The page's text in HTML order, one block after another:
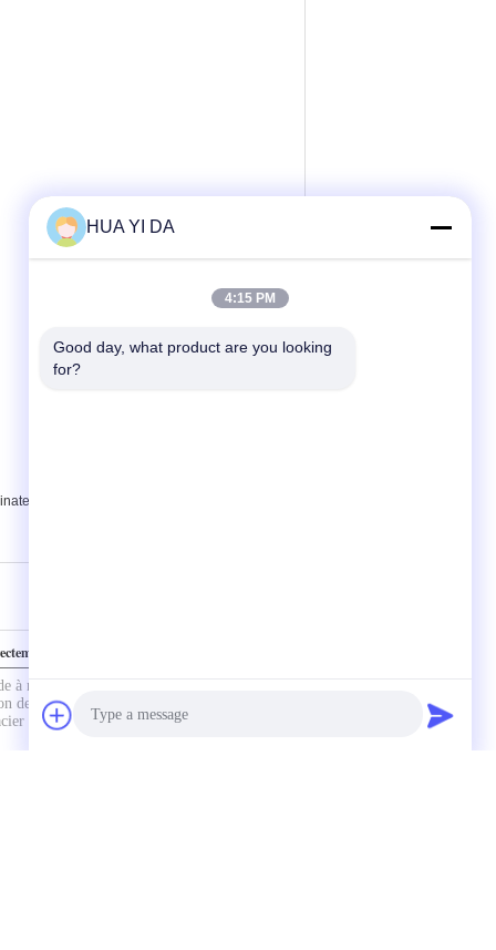
faisant la machine
à nous
HUA YI DA
4:15 PM
Good day, what product are you looking
for?